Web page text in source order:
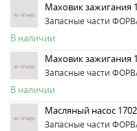
Маховик зажигания
Запасные части
В наличии
Маховик зажигания
Запасные части
В наличии
Масляный насос
Запасные части